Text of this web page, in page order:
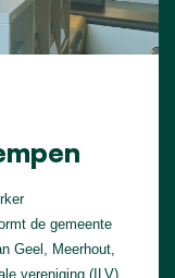
de gemeente
Geel, Meerhout,
vereniging (ILV)